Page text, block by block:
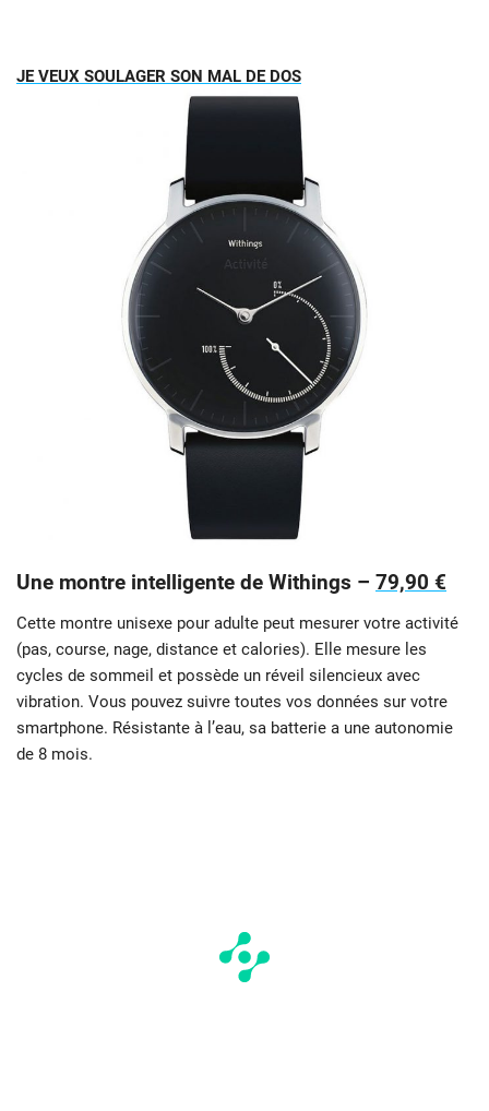
JE VEUX SOULAGER SON MAL DE DOS
Une montre intelligente de Withings – 79,90 €
Cette montre unisexe pour adulte peut mesurer votre activité
(pas, course, nage, distance et calories). Elle mesure les
cycles de sommeil et possède un réveil silencieux avec
vibration. Vous pouvez suivre toutes vos données sur votre
smartphone. Résistante à l’eau, sa batterie a une autonomie
de 8 mois.